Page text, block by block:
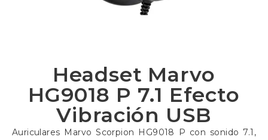
Headset Marvo
HG9018 P 7.1 Efecto
Vibración USB
Auriculares Marvo Scorpion HG9018 P con sonido 7.1,